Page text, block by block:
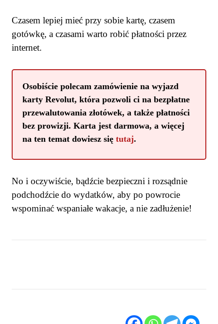
Czasem lepiej mieć przy sobie kartę, czasem
gotówkę, a czasami warto robić płatności przez
internet.
Osobiście polecam zamówienie na wyjazd
karty Revolut, która pozwoli ci na bezpłatne
przewalutowania złotówek, a także płatności
bez prowizji. Karta jest darmowa, a więcej
na ten temat dowiesz się tutaj.
No i oczywiście, bądźcie bezpieczni i rozsądnie
podchodźcie do wydatków, aby po powrocie
wspominać wspaniałe wakacje, a nie zadłużenie!